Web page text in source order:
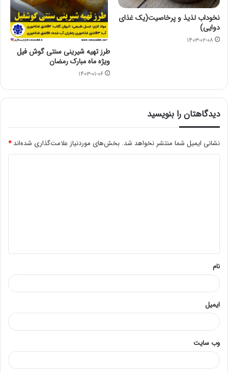
نخوداب لذیذ و پرخاصیت(یک غذای
دوایی)
۱۴۰۳-۰۲-۰۸
طرز تهیه شیرینی سنتی گوش فیل
ویژه ماه مبارک رمضان
۱۴۰۳-۰۱-۰۶
دیدگاهتان را بنویسید
نشانی ایمیل شما منتشر نخواهد شد. بخش‌های موردنیاز علامت‌گذاری شده‌اند*
*
نام
ایمیل
وب‌ سایت